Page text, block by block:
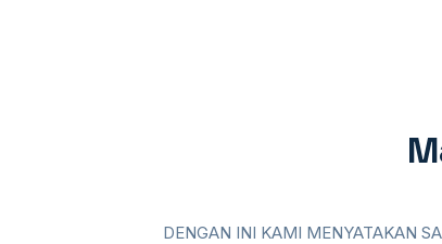
DENGAN INI KAMI MENYATAKAN